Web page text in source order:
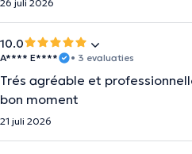
26 juli 2026
10.0
A**** E**** • 3 evaluaties
Trés agréable et
bon moment
21 juli 2026